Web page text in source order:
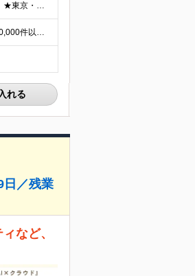
★通勤＆就業＆地域/住宅＆役職手当あり ★残業代は全額支給 ★選べる給与制度あり！ ★東京・神奈川・千葉・埼玉勤務の場合 月給23.5万円～55万円＋諸手当 （残業代は全額支給） (20,000円の
★リモート実績あり★ ご希望を伺い、業界トップクラス約7,000件の取引事業所数、90,000件以上のプロジェクトから検討をいたします。 全国の取引先での就業となります（沖縄を除く） ※勤務地
れる
日／残業
など、